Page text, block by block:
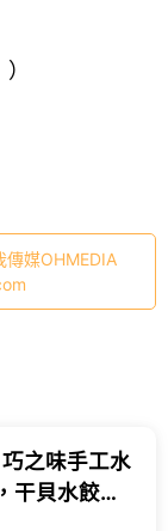
傳媒OHMEDIA
巧之味手工水
干貝水餃都
湯也很推薦